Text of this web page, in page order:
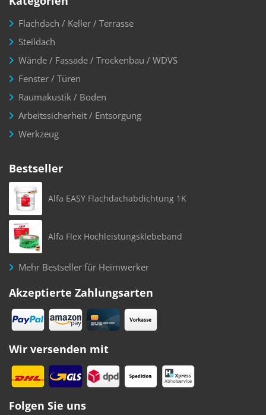
Flachdach / Keller / Terrasse
Steildach
Wände / Fassade / Trockenbau / WDVS
Fenster / Türen
Raumakustik / Boden
Arbeitssicherheit / Entsorgung
Werkzeug
Bestseller
Alfa EASY Flachdachabdichtung 1K
Alfa Flex Hochleistungsklebeband
Mehr Bestseller für Heimwerker
Akzeptierte Zahlungsarten
Wir versenden mit
Folgen Sie uns